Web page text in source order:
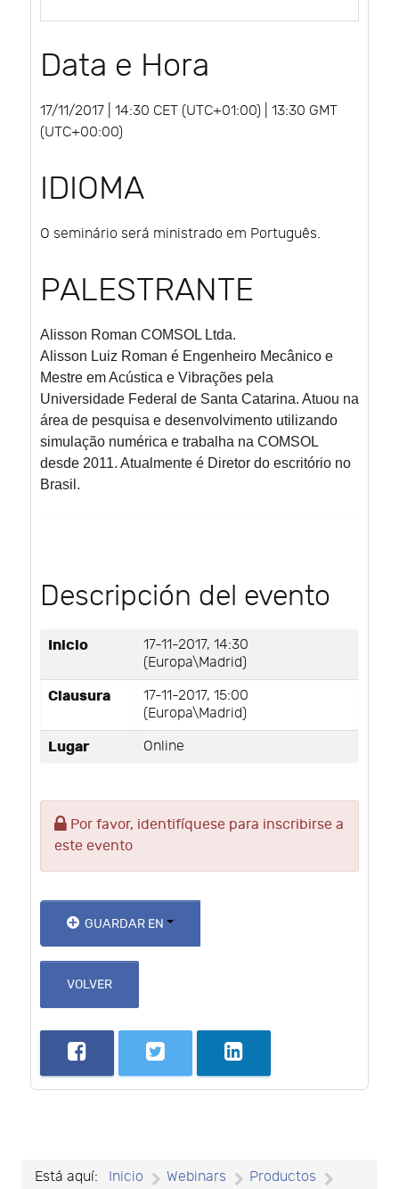
Data e Hora
17/11/2017 | 14:30 CET (UTC+01:00) | 13:30 GMT
(UTC+00:00)
IDIOMA
O seminário será ministrado em Português.
PALESTRANTE
Alisson Roman COMSOL Ltda.
Alisson Luiz Roman é Engenheiro Mecânico e
Mestre em Acústica e Vibrações pela
Universidade Federal de Santa Catarina. Atuou na
área de pesquisa e desenvolvimento utilizando
simulação numérica e trabalha na COMSOL
desde 2011. Atualmente é Diretor do escritório no
Brasil.
Descripción del evento
Inicio
17-11-2017, 14:30
(Europa\Madrid)
Clausura
17-11-2017, 15:00
(Europa\Madrid)
Lugar Online
Por favor, identifíquese para inscribirse a
este evento
GUARDAR EN
VOLVER
Está aquí: Inicio Webinars
Productos